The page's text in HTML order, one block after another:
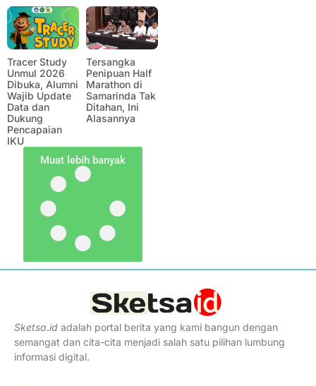
Tracer Study
Unmul 2026
Dibuka, Alumni
Wajib Update
Data dan
Dukung
Pencapaian
IKU
Tersangka
Penipuan Half
Marathon di
Samarinda Tak
Ditahan, Ini
Alasannya
Muat lebih banyak
Sketsa.id adalah portal berita yang kami bangun dengan
semangat dan cita-cita menjadi salah satu pilihan lumbung
informasi digital.